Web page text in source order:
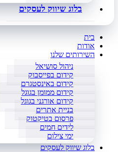
בלוג שיווק לעסקים
בית
אודות
השירותים שלנו
ניהול סושיאל
קידום בפייסבוק
קידום באינסטגרם
קידום ממומן בגוגל
קידום אורגני בגוגל
בניית אתרים
פרסום בטיקטוק
לידים חמים
ימי צילום
בלוג שיווק לעסקים